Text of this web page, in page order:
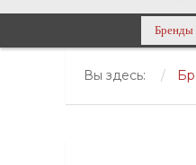
Бренды
Вы здесь: